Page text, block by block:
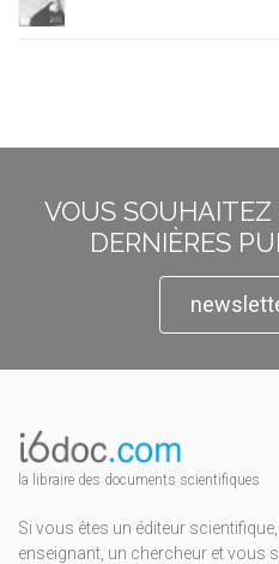
VOUS
DERNIÈRES
la libraire des documents scientifiques
Si vous êtes un éditeur
enseignant, un chercheur et vous